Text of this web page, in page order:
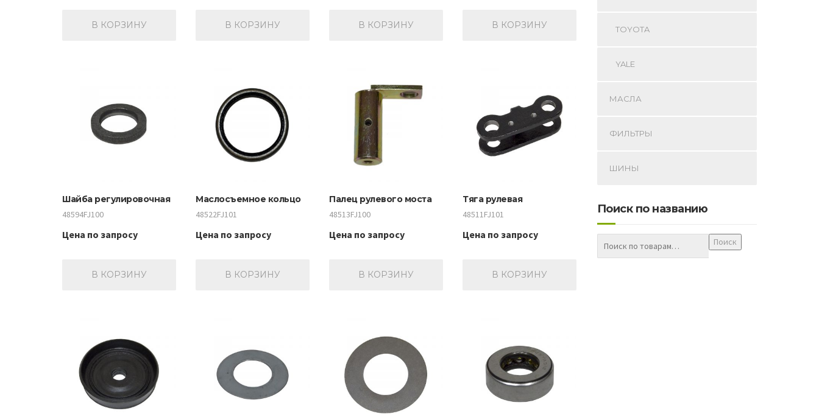
В КОРЗИНУ В КОРЗИНУ В КОРЗИНУ В КОРЗИНУ
Шайба регулировочная
48594FJ100
Цена по запросу
В КОРЗИНУ
Маслосъемное кольцо
48522FJ101
Цена по запросу
В КОРЗИНУ
Палец рулевого моста
48513FJ100
Цена по запросу
В КОРЗИНУ
Тяга рулевая
48511FJ101
Цена по запросу
В КОРЗИНУ
TOYOTA
YALE
МАСЛА
ФИЛЬТРЫ
ШИНЫ
Поиск по названию
Поиск